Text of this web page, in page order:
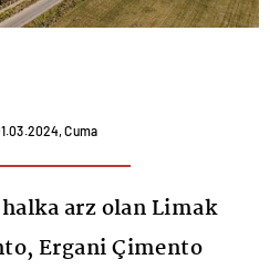
Cuma
arz olan Limak
Ergani Çimento